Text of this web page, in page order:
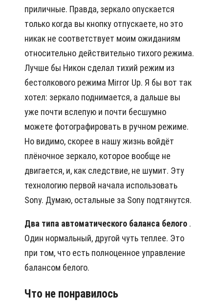
приличные. Правда, зеркало опускается
только когда вы кнопку отпускаете, но это
никак не соответствует моим ожиданиям
относительно действительно тихого режима.
Лучше бы Никон сделал тихий режим из
бестолкового режима Mirror Up. Я бы вот так
хотел: зеркало поднимается, а дальше вы
уже почти вслепую и почти бесшумно
можете фотографировать в ручном режиме.
Но видимо, скорее в нашу жизнь войдёт
плёночное зеркало, которое вообще не
двигается, и, как следствие, не шумит. Эту
технологию первой начала использовать
Sony. Думаю, остальные за Sony подтянутся.
Два типа автоматического баланса белого .
Один нормальный, другой чуть теплее. Это
при том, что есть полноценное управление
балансом белого.
Что не понравилось